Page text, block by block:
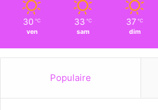
30 ℃
ven
33 ℃
sam
37 ℃
dim
Populaire